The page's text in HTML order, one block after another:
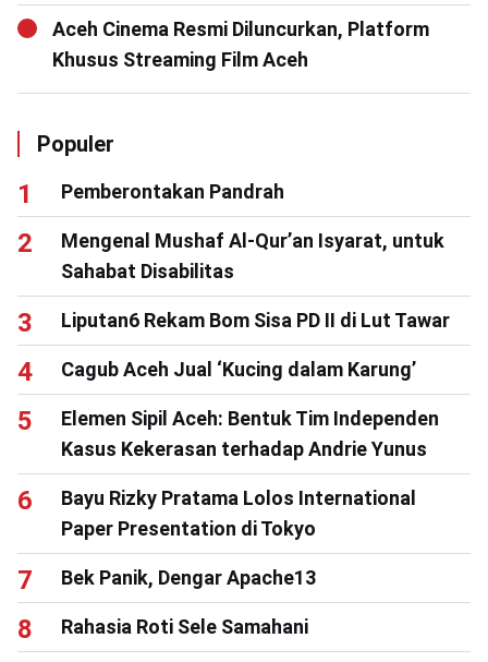
Aceh Cinema Resmi Diluncurkan, Platform
Khusus Streaming Film Aceh
Populer
Pemberontakan Pandrah
Mengenal Mushaf Al-Qur’an Isyarat, untuk
Sahabat Disabilitas
Liputan6 Rekam Bom Sisa PD II di Lut Tawar
Cagub Aceh Jual ‘Kucing dalam Karung’
Elemen Sipil Aceh: Bentuk Tim Independen
Kasus Kekerasan terhadap Andrie Yunus
Bayu Rizky Pratama Lolos International
Paper Presentation di Tokyo
Bek Panik, Dengar Apache13
Rahasia Roti Sele Samahani